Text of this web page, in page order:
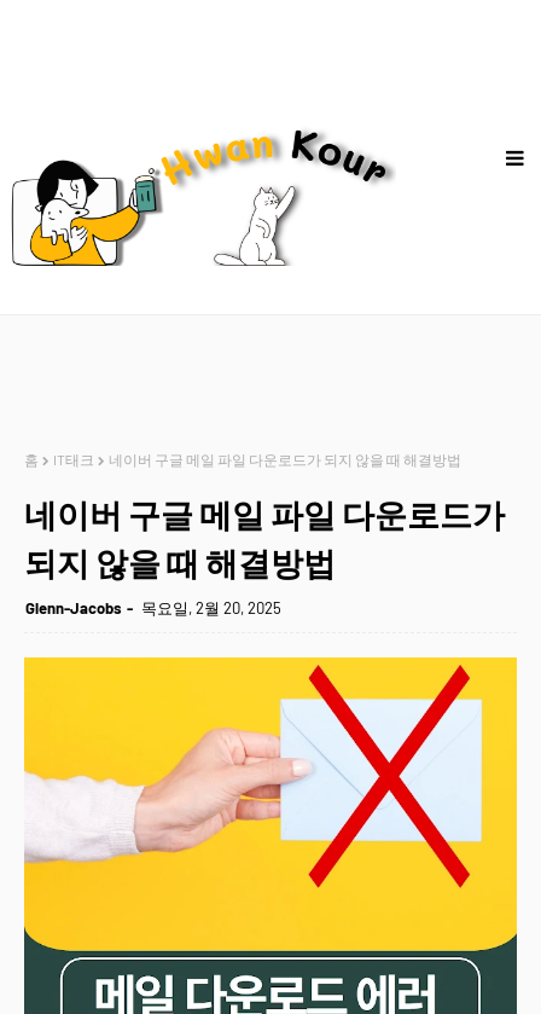
홈 IT태크 네이버 구글 메일 파일 다운로드가 되지 않을 때 해결방법
네이버 구글 메일 파일 다운로드가
되지 않을 때 해결방법
Glenn-Jacobs 목요일, 2월 20, 2025